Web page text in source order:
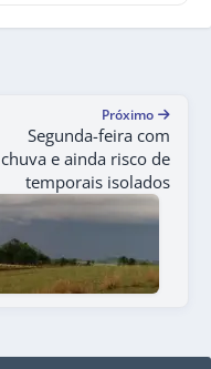
Próximo
Segunda-feira com
chuva e ainda risco de
temporais isolados